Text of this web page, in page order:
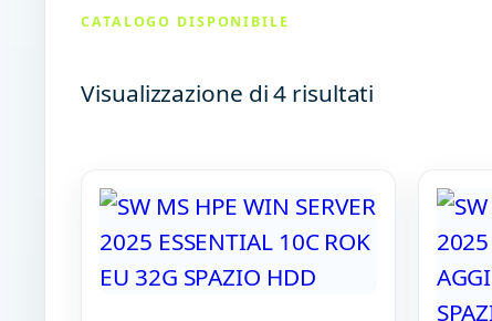
CATALOGO DISPONIBILE
Visualizzazione di 4 risultati